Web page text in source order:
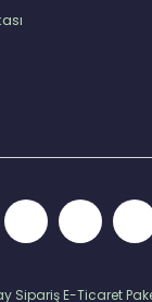
Sipariş E-Ticaret